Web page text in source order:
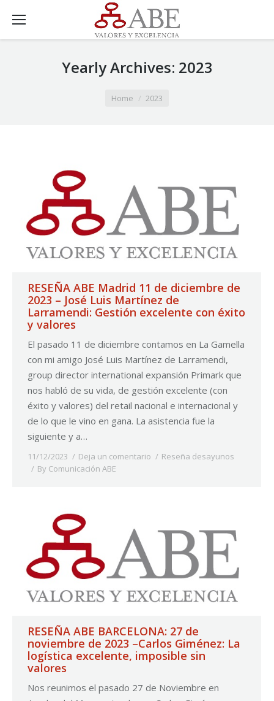
Yearly Archives: 2023
Home 2023
RESEÑA ABE Madrid 11 de diciembre de
2023 – José Luis Martínez de
Larramendi: Gestión excelente con éxito
y valores
El pasado 11 de diciembre contamos en La Gamella
con mi amigo José Luis Martínez de Larramendi,
group director international expansión Primark que
nos habló de su vida, de gestión excelente (con
éxito y valores) del retail nacional e internacional y
de lo que le vino en gana. La asistencia fue la
siguiente y a…
11/12/2023 Deja un comentario
Reseña desayunos
By Comunicación ABE
RESEÑA ABE BARCELONA: 27 de
noviembre de 2023 –Carlos Giménez: La
logística excelente, imposible sin
valores
Nos reunimos el pasado 27 de Noviembre en